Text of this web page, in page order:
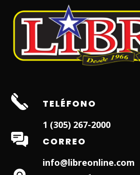
TELÉFONO
1 (305) 267-2000
CORREO
info@libreonline.com